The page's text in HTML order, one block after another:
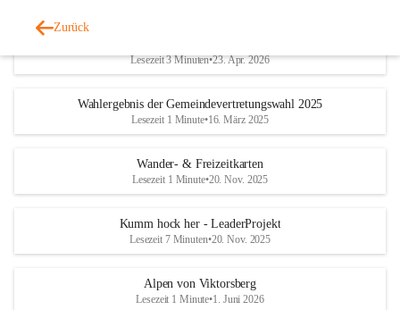
Zurück
Lesezeit 3 Minuten•23. Apr. 2026
Wahlergebnis der Gemeindevertretungswahl 2025
Lesezeit 1 Minute•16. März 2025
Wander- & Freizeitkarten
Lesezeit 1 Minute•20. Nov. 2025
Kumm hock her - LeaderProjekt
Lesezeit 7 Minuten•20. Nov. 2025
Alpen von Viktorsberg
Lesezeit 1 Minute•1. Juni 2026